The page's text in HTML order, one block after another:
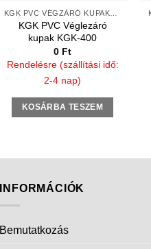
KGK PVC Véglezáró
kupak KGK-400
0 Ft
Rendelésre (szállítási idő:
2-4 nap)
KOSÁRBA TESZEM
INFORMÁCIÓK
Bemutatkozás